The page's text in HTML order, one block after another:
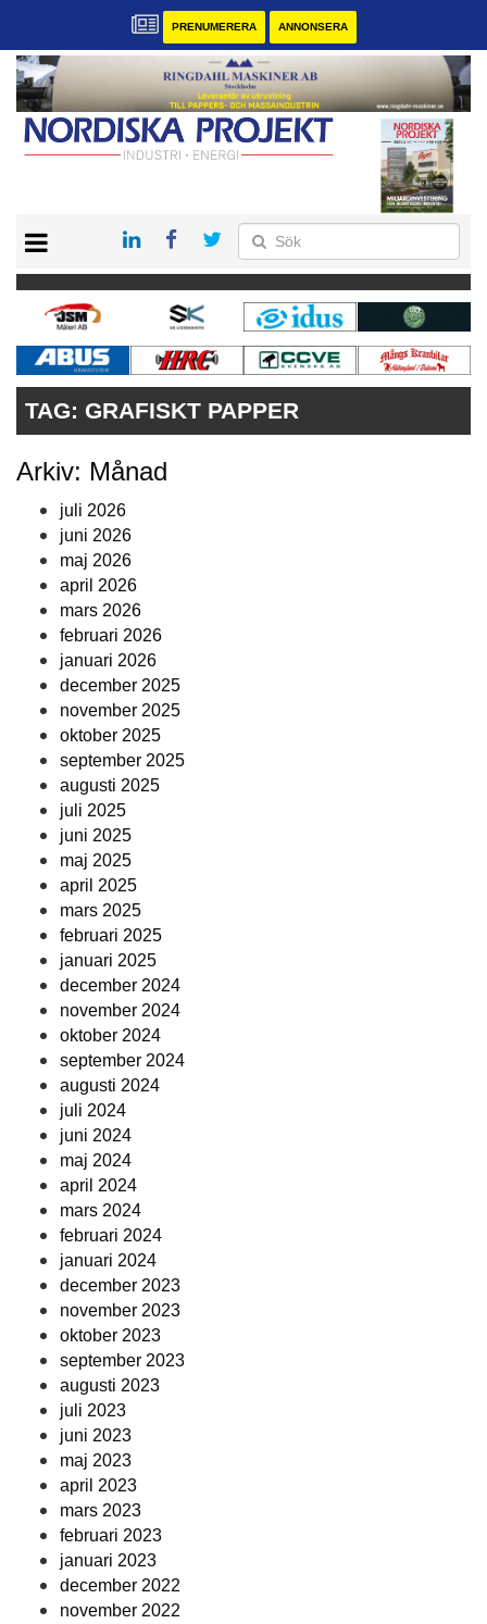
PRENUMERERA ANNONSERA
KONTAKT
VÅRA ANDRA MAGASIN
PRENUMERERA
ANNONSERA
TAG: GRAFISKT PAPPER
Arkiv: Månad
juli 2026
juni 2026
maj 2026
april 2026
mars 2026
februari 2026
januari 2026
december 2025
november 2025
oktober 2025
september 2025
augusti 2025
juli 2025
juni 2025
maj 2025
april 2025
mars 2025
februari 2025
januari 2025
december 2024
november 2024
oktober 2024
september 2024
augusti 2024
juli 2024
juni 2024
maj 2024
april 2024
mars 2024
februari 2024
januari 2024
december 2023
november 2023
oktober 2023
september 2023
augusti 2023
juli 2023
juni 2023
maj 2023
april 2023
mars 2023
februari 2023
januari 2023
december 2022
november 2022